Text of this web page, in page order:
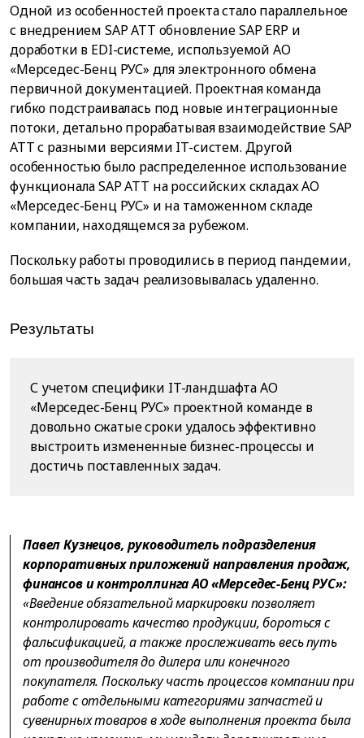
Одной из особенностей проекта стало параллельное
с внедрением SAP ATT обновление SAP ERP и
доработки в EDI-системе, используемой АО
«Мерседес-Бенц РУС» для электронного обмена
первичной документацией. Проектная команда
гибко подстраивалась под новые интеграционные
потоки, детально прорабатывая взаимодействие SAP
ATT с разными версиями IT-систем. Другой
особенностью было распределенное использование
функционала SAP ATT на российских складах АО
«Мерседес-Бенц РУС» и на таможенном складе
компании, находящемся за рубежом.
Поскольку работы проводились в период пандемии,
большая часть задач реализовывалась удаленно.
Результаты
С учетом специфики IT-ландшафта АО
«Мерседес-Бенц РУС» проектной команде в
довольно сжатые сроки удалось эффективно
выстроить измененные бизнес-процессы и
достичь поставленных задач.
Павел Кузнецов, руководитель подразделения
корпоративных приложений направления продаж,
финансов и контроллинга АО «Мерседес-Бенц РУС»:
«Введение обязательной маркировки позволяет
контролировать качество продукции, бороться с
фальсификацией, а также прослеживать весь путь
от производителя до дилера или конечного
покупателя. Поскольку часть процессов компании при
работе с отдельными категориями запчастей и
сувенирных товаров в ходе выполнения проекта была